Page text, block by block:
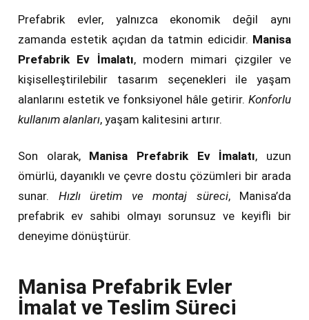
Prefabrik evler, yalnızca ekonomik değil aynı
zamanda estetik açıdan da tatmin edicidir. Manisa
Prefabrik Ev İmalatı, modern mimari çizgiler ve
kişiselleştirilebilir tasarım seçenekleri ile yaşam
alanlarını estetik ve fonksiyonel hâle getirir. Konforlu
kullanım alanları, yaşam kalitesini artırır.
Son olarak, Manisa Prefabrik Ev İmalatı, uzun
ömürlü, dayanıklı ve çevre dostu çözümleri bir arada
sunar. Hızlı üretim ve montaj süreci, Manisa’da
prefabrik ev sahibi olmayı sorunsuz ve keyifli bir
deneyime dönüştürür.
Manisa Prefabrik Evler
İmalat ve Teslim Süreci